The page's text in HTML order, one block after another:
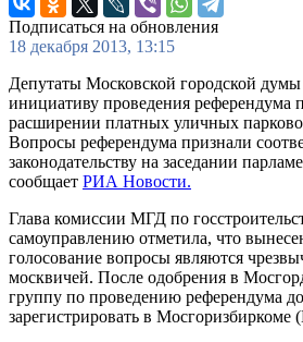
Подписаться на обновления
18 декабря 2013, 13:15
Депутаты Московской городской
инициативу проведения референдума
расширении платных уличных
Вопросы референдума признали
законодательству на заседании
сообщает РИА Новости.
Глава комиссии МГД по
самоуправлению отметила, что
голосование вопросы являются
москвичей. После одобрения в
группу по проведению референдума
зарегистрировать в